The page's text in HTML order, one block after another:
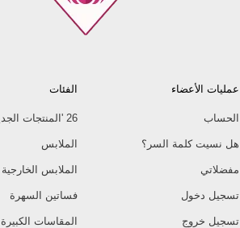
عمليات الأعضاء
الحساب
هل نسيت كلمة السر؟
مفضلاتي
تسجيل دخول
تسجيل خروج
الفئات
26 'المنتجات الجديدة
الملابس
الملابس الخارجية
فساتين السهرة
المقاسات الكبيرة